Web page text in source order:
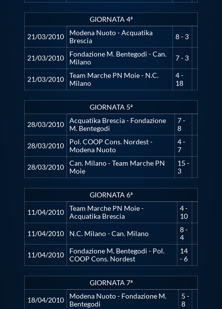
GIORNATA 4ª
21/03/2010
Modena Nuoto - Acquatika
Brescia
8 - 3
21/03/2010
Fondazione M. Bentegodi - Can.
Milano
7 - 3
21/03/2010
Team Marche PN Moie - N.C.
Milano
4 -
18
GIORNATA 5ª
28/03/2010
Acquatika Brescia - Fondazione
M. Bentegodi
7 -
8
28/03/2010
Pol. COOP Cons. Nordest -
Modena Nuoto
4 -
7
28/03/2010
Can. Milano - Team Marche PN
Moie
15 -
3
GIORNATA 6ª
11/04/2010
Team Marche PN Moie -
Acquatika Brescia
4 -
10
11/04/2010 N.C. Milano - Can. Milano
8 -
4
11/04/2010
Fondazione M. Bentegodi - Pol.
COOP Cons. Nordest
14
- 6
GIORNATA 7ª
18/04/2010
Modena Nuoto - Fondazione M.
Bentegodi
5 -
8